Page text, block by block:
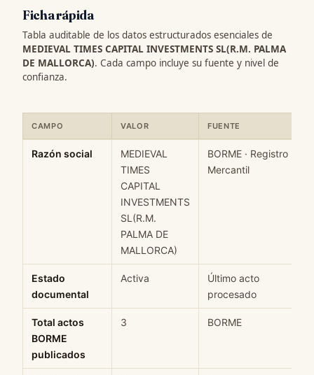
Ficha rápida
Tabla auditable de los datos estructurados esenciales de
MEDIEVAL TIMES CAPITAL INVESTMENTS SL(R.M. PALMA
DE MALLORCA). Cada campo incluye su fuente y nivel de
confianza.
CAMPO VALOR FUENTE
Razón social
MEDIEVAL
TIMES
CAPITAL
INVESTMENTS
SL(R.M.
PALMA DE
MALLORCA)
BORME · Registro
Mercantil
Estado
documental
Activa
Último acto
procesado
Total actos
BORME
publicados
3 BORME